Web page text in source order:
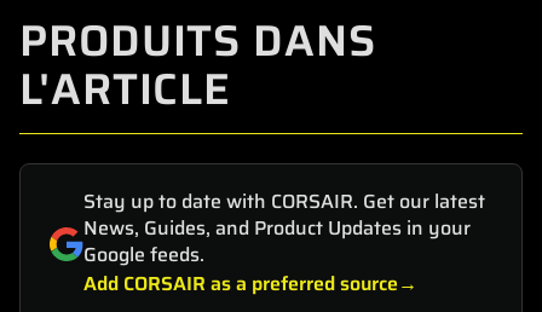
PRODUITS DANS
L'ARTICLE
Stay up to date with CORSAIR. Get our latest
News, Guides, and Product Updates in your
Google feeds.
Add CORSAIR as a preferred source